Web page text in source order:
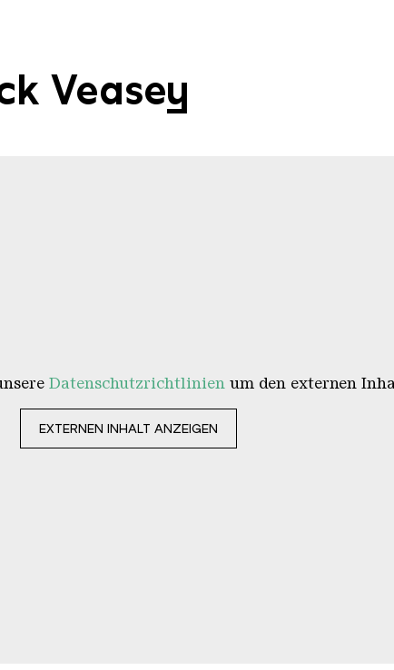
Veasey
Datenschutzrichtlinien um den externen
EXTERNEN INHALT ANZEIGEN